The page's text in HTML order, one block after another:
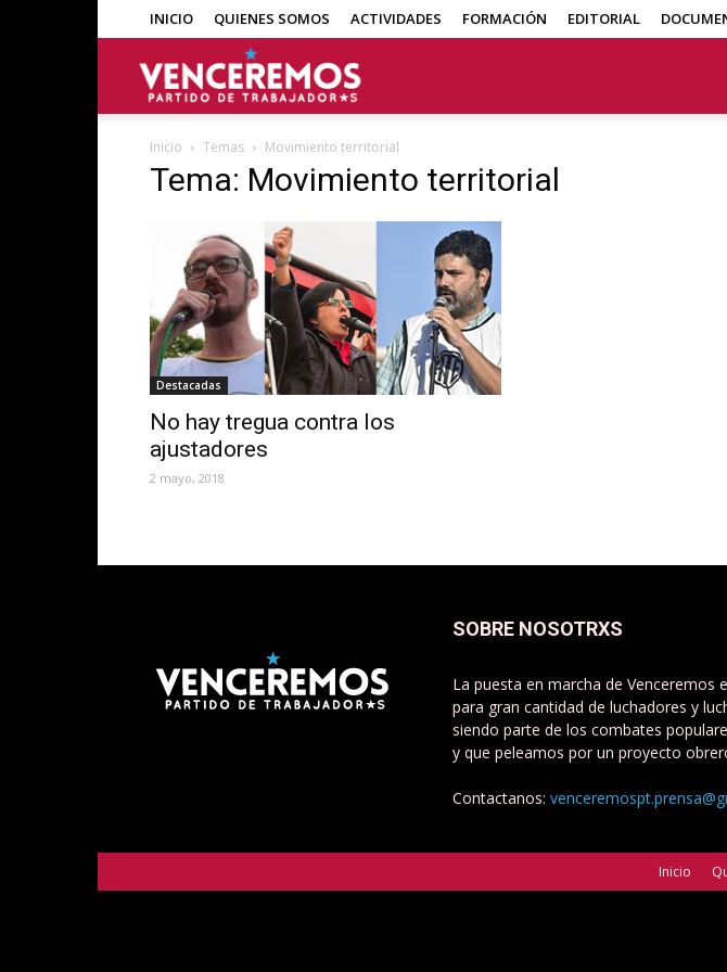
INICIO QUIENES SOMOS ACTIVIDADES FORMACIÓN EDITORIAL
Inicio Temas Movimiento territorial
Tema: Movimiento territorial
Destacadas
No hay tregua contra los
ajustadores
2 mayo, 2018
SOBRE NOSOTRXS
La puesta en marcha de Venceremos
para gran cantidad de luchadores y
siendo parte de los combates
y que peleamos por un proyecto
Contactanos:
Inicio